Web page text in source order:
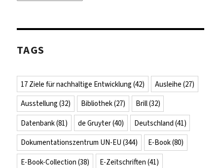
TAGS
17 Ziele für nachhaltige Entwicklung (42) Ausleihe (27)
Ausstellung (32) Bibliothek(27) Brill(32)
Datenbank(81) de Gruyter(40) Deutschland (41)
Dokumentationszentrum UN-EU (344) E-Book(80)
E-Book-Collection (38) E-Zeitschriften (41)